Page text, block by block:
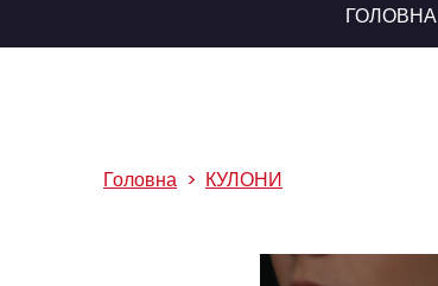
ГОЛОВНА
Головна КУЛОНИ